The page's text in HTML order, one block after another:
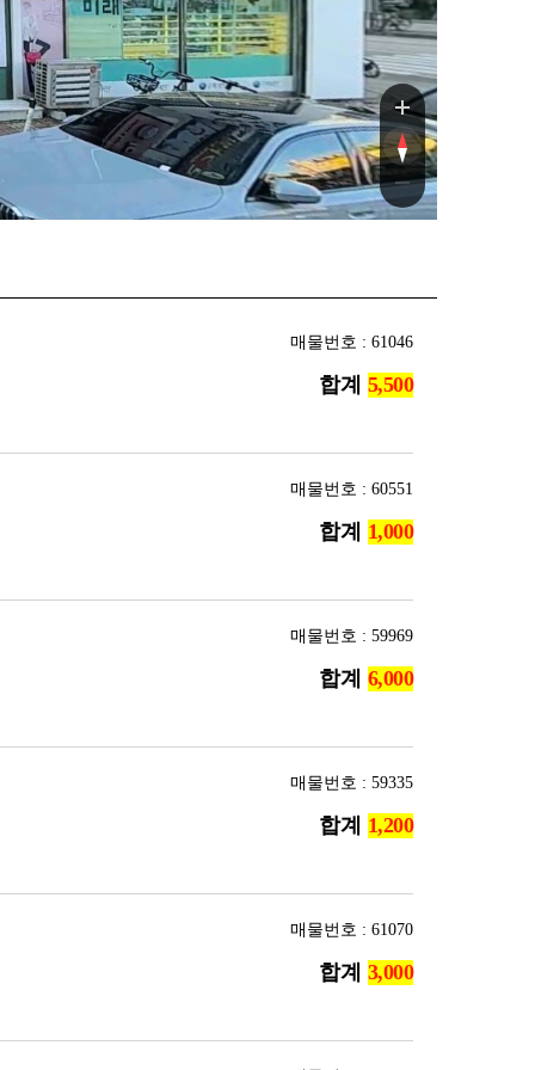
매물번호 : 61046
합계
매물번호 : 60551
합계
매물번호 : 59969
합계
매물번호 : 59335
합계
매물번호 : 61070
합계